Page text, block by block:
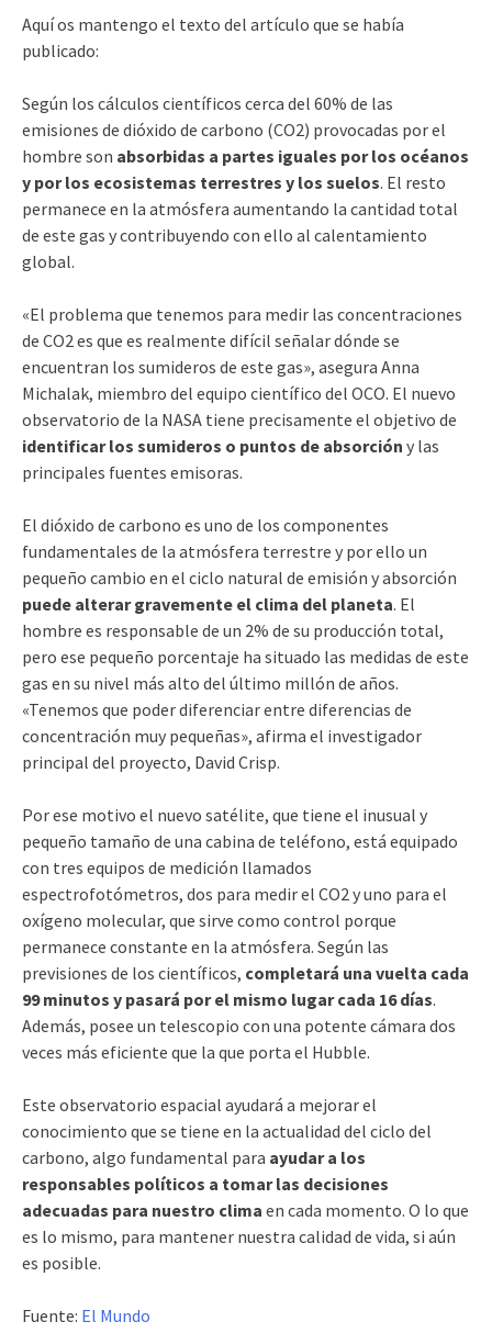
Aquí os mantengo el texto del artículo que se había
publicado:
Según los cálculos científicos cerca del 60% de las
emisiones de dióxido de carbono (CO2) provocadas por el
hombre son absorbidas a partes iguales por los océanos
y por los ecosistemas terrestres y los suelos. El resto
permanece en la atmósfera aumentando la cantidad total
de este gas y contribuyendo con ello al calentamiento
global.
«El problema que tenemos para medir las concentraciones
de CO2 es que es realmente difícil señalar dónde se
encuentran los sumideros de este gas», asegura Anna
Michalak, miembro del equipo científico del OCO. El nuevo
observatorio de la NASA tiene precisamente el objetivo de
identificar los sumideros o puntos de absorción y las
principales fuentes emisoras.
El dióxido de carbono es uno de los componentes
fundamentales de la atmósfera terrestre y por ello un
pequeño cambio en el ciclo natural de emisión y absorción
puede alterar gravemente el clima del planeta. El
hombre es responsable de un 2% de su producción total,
pero ese pequeño porcentaje ha situado las medidas de este
gas en su nivel más alto del último millón de años.
«Tenemos que poder diferenciar entre diferencias de
concentración muy pequeñas», afirma el investigador
principal del proyecto, David Crisp.
Por ese motivo el nuevo satélite, que tiene el inusual y
pequeño tamaño de una cabina de teléfono, está equipado
con tres equipos de medición llamados
espectrofotómetros, dos para medir el CO2 y uno para el
oxígeno molecular, que sirve como control porque
permanece constante en la atmósfera. Según las
previsiones de los científicos, completará una vuelta cada
99 minutos y pasará por el mismo lugar cada 16 días.
Además, posee un telescopio con una potente cámara dos
veces más eficiente que la que porta el Hubble.
Este observatorio espacial ayudará a mejorar el
conocimiento que se tiene en la actualidad del ciclo del
carbono, algo fundamental para ayudar a los
responsables políticos a tomar las decisiones
adecuadas para nuestro clima en cada momento. O lo que
es lo mismo, para mantener nuestra calidad de vida, si aún
es posible.
Fuente: El Mundo